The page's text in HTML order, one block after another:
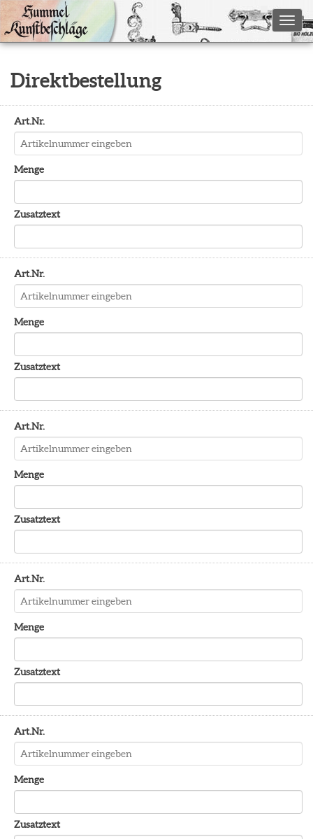
Direktbestellung
Art.Nr.
Menge
Zusatztext
Art.Nr.
Menge
Zusatztext
Art.Nr.
Menge
Zusatztext
Art.Nr.
Menge
Zusatztext
Art.Nr.
Menge
Zusatztext